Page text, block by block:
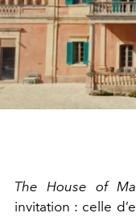
The House of
invitation : celle